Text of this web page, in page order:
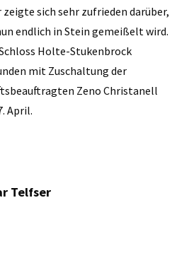
sich sehr zufrieden darüber,
endlich in Stein gemeißelt wird.
Holte-Stukenbrock
mit Zuschaltung der
Zeno Christanell
April.
Telfser